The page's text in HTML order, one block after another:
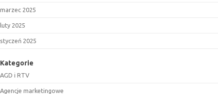
marzec 2025
luty 2025
styczeń 2025
Kategorie
AGD i RTV
Agencje marketingowe